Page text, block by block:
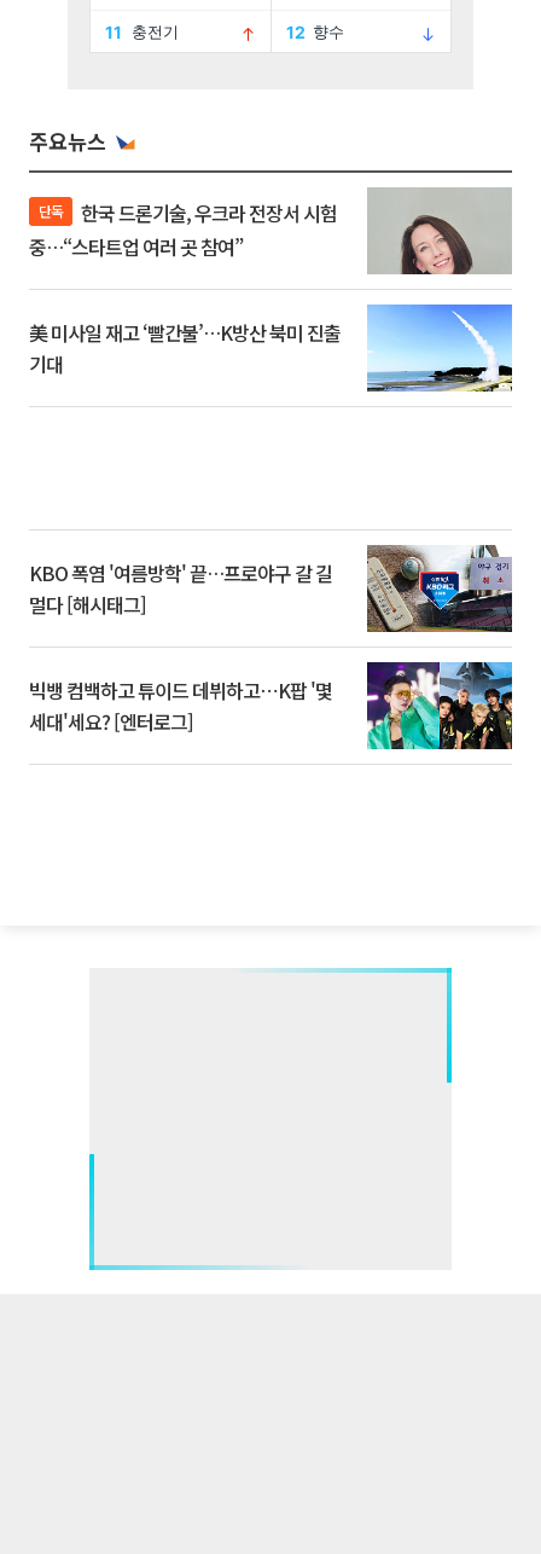
주요뉴스
단독
중…“스타트업 여러 곳 참여”
美 미사일 재고 ‘빨간불’…K방산 북미 진출
기대
KBO 폭염 '여름방학' 끝…프로야구 갈 길
멀다 [해시태그]
빅뱅 컴백하고 튜이드 데뷔하고⋯K팝 '몇
세대'세요? [엔터로그]